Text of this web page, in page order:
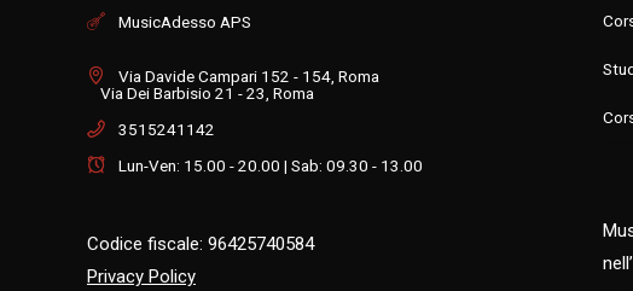
MusicAdesso APS
Via Davide Campari 152 - 154, Roma
Via Dei Barbisio 21 - 23, Roma
3515241142
Lun-Ven: 15.00 - 20.00 | Sab: 09.30 - 13.00
Codice fiscale: 96425740584
Privacy Policy